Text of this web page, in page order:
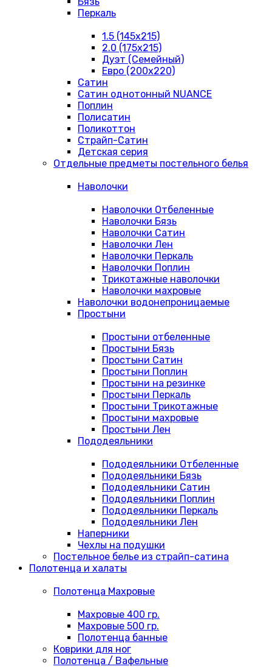
Перкаль
1.5 (145х215)
2.0 (175х215)
Дуэт (Семейный)
Евро (200х220)
Сатин
Сатин однотонный NUANCE
Поплин
Полисатин
Поликоттон
Страйп-Сатин
Детская серия
Отдельные предметы постельного белья
Наволочки
Наволочки Отбеленные
Наволочки Бязь
Наволочки Сатин
Наволочки Лен
Наволочки Перкаль
Наволочки Поплин
Трикотажные наволочки
Наволочки махровые
Наволочки водонепроницаемые
Простыни
Простыни отбеленные
Простыни Бязь
Простыни Сатин
Простыни Поплин
Простыни на резинке
Простыни Перкаль
Простыни Трикотажные
Простыни махровые
Простыни Лен
Пододеяльники
Пододеяльники Отбеленные
Пододеяльники Бязь
Пододеяльники Сатин
Пододеяльники Поплин
Пододеяльники Перкаль
Пододеяльники Лен
Наперники
Чехлы на подушки
Постельное белье из страйп-сатина
Полотенца и халаты
Полотенца Махровые
Махровые 400 гр.
Махровые 500 гр.
Полотенца банные
Коврики для ног
Полотенца / Вафельные